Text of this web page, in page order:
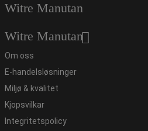
Witre Manutan
Witre Manutan
Om oss
E-handelsløsninger
Miljø & kvalitet
Kjopsvilkar
Integritetspolicy